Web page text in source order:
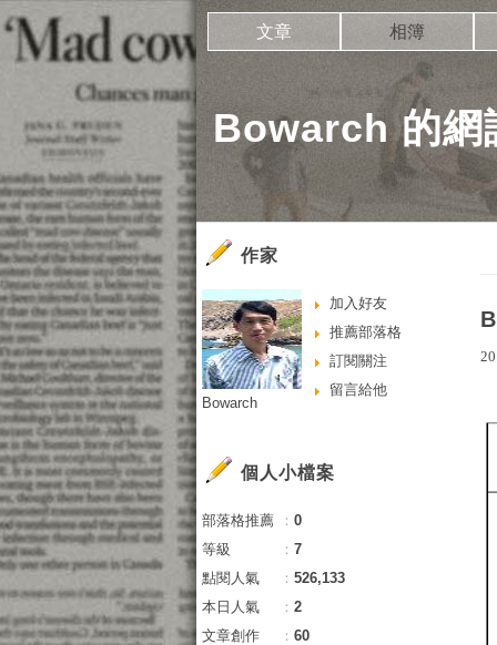
Bowarch 的網
文章 相簿
作家
加入好友
推薦部落格
訂閱關注
留言給他
Bowarch
個人小檔案
部落格推薦 ： 0
等級
： 7
點閱人氣
： 526,133
本日人氣
： 2
文章創作
： 60